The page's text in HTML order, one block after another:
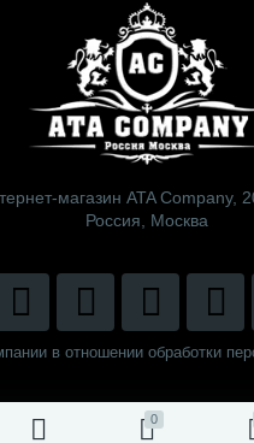
0
магазин ATA Company,
Россия, Москва
в отношении обработки